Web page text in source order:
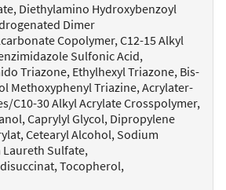
Diethylamino Hydroxybenzoyl
Dimer
Copolymer, C12-15 Alkyl
Sulfonic Acid,
Triazone, Ethylhexyl Triazone, Bis-
Methoxyphenyl Triazine, Acrylater-
C10-30 Alkyl Acrylate Crosspolymer,
Caprylyl Glycol, Dipropylene
Cetearyl Alcohol, Sodium
Sulfate,
Tocopherol,